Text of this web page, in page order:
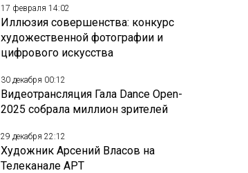
17 февраля 14:02
Иллюзия совершенства: конкурс
художественной фотографии и
цифрового искусства
30 декабря 00:12
Видеотрансляция Гала Dance Open-
2025 собрала миллион зрителей
29 декабря 22:12
Художник Арсений Власов на
Телеканале АРТ